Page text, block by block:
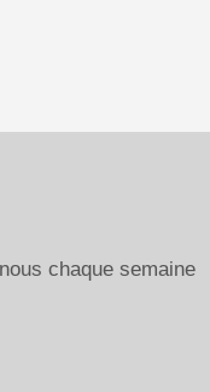
chaque semaine